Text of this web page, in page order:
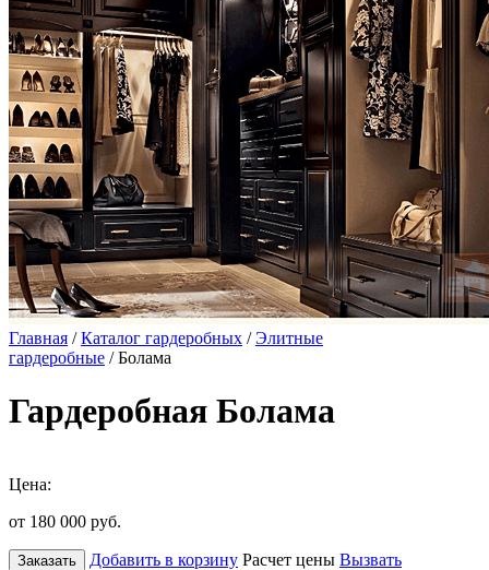
Главная /Каталог гардеробных /Элитные
гардеробные / Болама
Гардеробная Болама
Цена:
от 180 000 руб.
Заказать Добавить в корзину Расчет цены Вызвать